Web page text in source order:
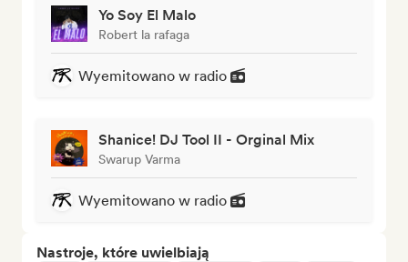
Yo Soy El Malo
Robert la rafaga
Wyemitowano w radio
Shanice! DJ Tool II - Orginal Mix
Swarup Varma
Wyemitowano w radio
Nastroje, które uwielbiają